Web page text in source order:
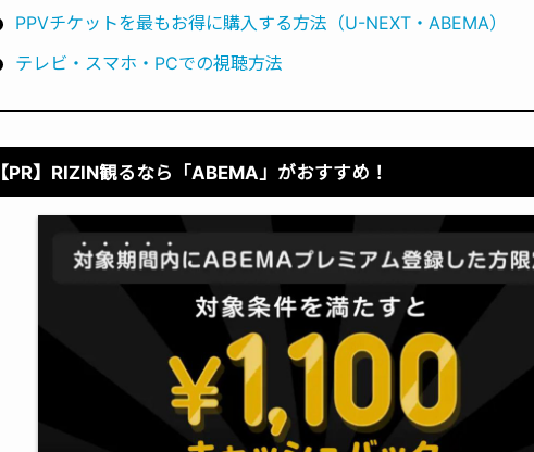
PPVチケットを最もお得に購入する方法（U-NEXT・ABEMA）
テレビ・スマホ・PCでの視聴方法
【PR】RIZIN観るなら 「ABEMA」 がおすすめ！